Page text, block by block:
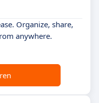
Organize, share,
anywhere.